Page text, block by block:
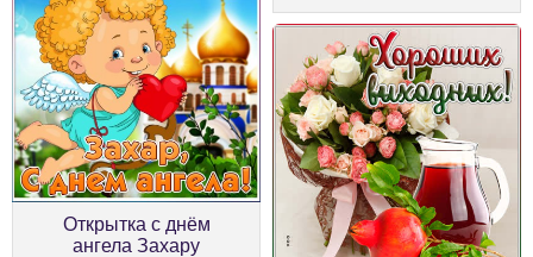
Открытка с днём
ангела Захару